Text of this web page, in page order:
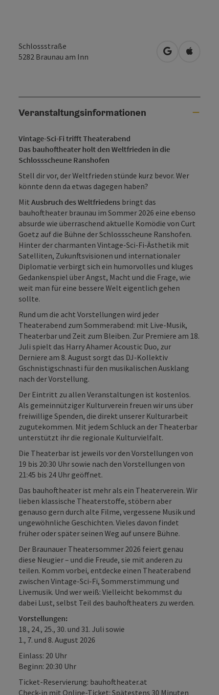
Schlossstraße
5282 Braunau am Inn in Google
in
Veranstaltungsinformationen
Vintage-Sci-Fi trifft Theaterabend
Das bauhoftheater holt den Weltfrieden in die
Schlossscheune Ranshofen
Stell dir vor, der Weltfrieden stünde kurz bevor. Wer
könnte denn da etwas dagegen haben?
Mit Ausbruch des Weltfriedens bringt das
bauhoftheater braunau im Sommer 2026 eine ebenso
absurde wie überraschend aktuelle Komödie von Curt
Goetz auf die Bühne der Schlossscheune Ranshofen.
Hinter der charmanten Vintage-Sci-Fi-Ästhetik mit
Satelliten, Zukunftsvisionen und internationaler
Diplomatie verbirgt sich ein humorvolles und kluges
Gedankenspiel über Angst, Macht und die Frage, wie
weit man für eine bessere Welt eigentlich gehen
sollte.
Rund um die acht Vorstellungen wird jeder
Theaterabend zum Sommerabend: mit Live-Musik,
Theaterbar und Zeit zum Bleiben. Zur Premiere am 18.
Juli spielt das Harry Ahamer Acoustic Duo, zur
Derniere am 8. August sorgt das DJ-Kollektiv
Gschnistigschnasti für den musikalischen Ausklang
nach der Vorstellung.
Der Eintritt zu allen Veranstaltungen ist kostenlos.
Als gemeinnütziger Kulturverein freuen wir uns über
freiwillige Spenden, die direkt unserer Kulturarbeit
zugutekommen. Mit jedem Schluck an der Theaterbar
unterstützt ihr die regionale Kulturvielfalt.
Die Theaterbar ist jeweils vor den Vorstellungen von
19 bis 20:30 Uhr sowie nach den Vorstellungen von
21:45 bis 24 Uhr geöffnet.
Das bauhoftheater ist mehr als ein Theaterverein. Wir
lieben klassische Theaterstoffe, stöbern aber
genauso gern durch alte Filme, vergessene Musik und
ungewöhnliche Geschichten. Vieles davon findet
früher oder später seinen Weg auf unsere Bühne.
Der Braunauer Theatersommer 2026 feiert genau
diese Neugier – und die Freude, sie mit anderen zu
teilen. Komm vorbei, entdecke einen Theaterabend
zwischen Vintage-Sci-Fi, Sommerstimmung und
Livemusik. Und wer weiß: Vielleicht bekommst du
dabei Lust, selbst Teil des bauhoftheaters zu werden.
Vorstellungen:
18., 24., 25., 30. und 31. Juli sowie
1., 7. und 8. August 2026
Einlass: 20 Uhr
Beginn: 20:30 Uhr
Ticket-Reservierung: bauhoftheater.at
Check-in mit Online-Ticket: Spätestens 30 Minuten